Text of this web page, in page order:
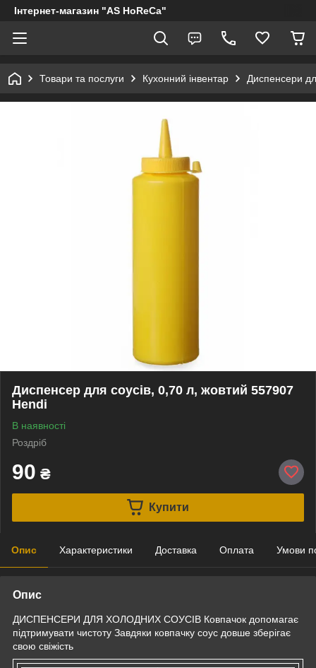
Інтернет-магазин "AS HoReCa"
Товари та послуги Кухонний інвентар Диспенсери
Диспенсер для соусів, 0,70 л, жовтий 557907
Hendi
В наявності
Роздріб
90 ₴
Купити
Опис Характеристики Доставка Оплата Умови
Опис
ДИСПЕНСЕРИ ДЛЯ ХОЛОДНИХ СОУСІВ Ковпачок допомагає
підтримувати чистоту Завдяки ковпачку соус довше зберігає
свою свіжість